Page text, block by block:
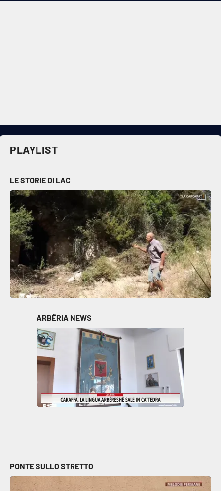
PLAYLIST
LE STORIE DI LAC
ARBËRIA NEWS
PONTE SULLO STRETTO